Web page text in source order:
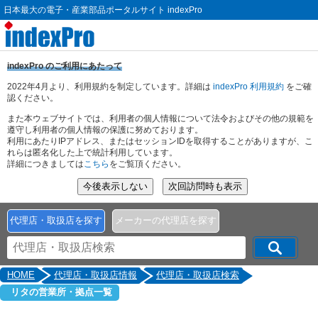
日本最大の電子・産業部品ポータルサイト indexPro
indexPro のご利用にあたって
2022年4月より、利用規約を制定しています。詳細は indexPro 利用規約 をご確
認ください。
また本ウェブサイトでは、利用者の個人情報について法令およびその他の規範を
遵守し利用者の個人情報の保護に努めております。
利用にあたりIPアドレス、またはセッションIDを取得することがありますが、こ
れらは匿名化した上で統計利用しています。
詳細につきましてはこちら をご覧頂ください。
代理店・取扱店を探す メーカーの代理店を探す
HOME 代理店・取扱店情報
代理店・取扱店検索
リタの営業所・拠点一覧